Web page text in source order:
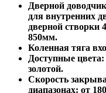
Дверной
для внутренних
дверной створки
850мм.
Коленная тяга
Доступные
золотой.
Скорость
диапазонах: от